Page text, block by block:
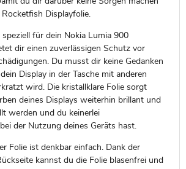
Displayfolie.
für dein Nokia Lumia 900
dir einen zuverlässigen Schutz vor
Du musst dir keine Gedanken
Display in der Tasche mit anderen
wird. Die kristallklare Folie sorgt
deines Displays weiterhin brillant und
werden und du keinerlei
der Nutzung deines Geräts hast.
Folie ist denkbar einfach. Dank der
kannst du die Folie blasenfrei und